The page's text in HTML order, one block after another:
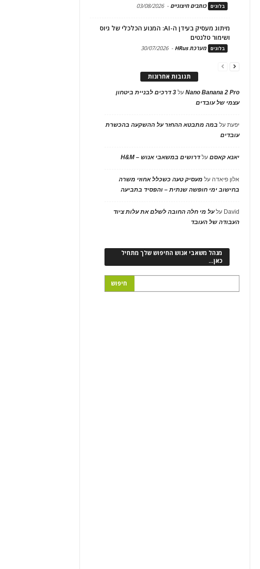
בלוגים כותבים חיצוניים -
03/08/2026
מיתוג מעסיק בעידן ה-AI: המנוע הכלכלי של גיוס
ושימור טלנטים
בלוגים מערכת HRus -
30/07/2026
תגובות אחרונות
Nano Banana 2 Proעל
3 דרכים לבניית ביטחון
עצמי של עובדים
יפעתעל במה מתבטא ההחזר על ההשקעה בהכשרת
עובדים
יאנא קאסםעלדרושים במשאבי אנוש – H&M
אלון פיאדה על מעסיק טעה כשכלל אחוזי משרה
בחישוב ימי חופשה שנתית – והפסיד בתביעה
David עלעל מי חלה החובה לשלם את עלות ציוד
העבודה של העובד
מנהל משאבי אנוש החיפוש שלך מתחיל
כאן…